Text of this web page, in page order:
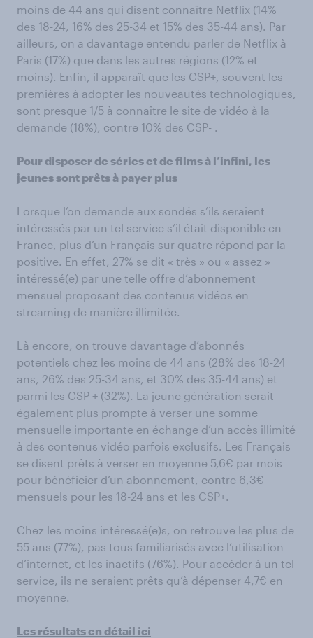
moins de 44 ans qui disent connaître Netflix (14%
des 18-24, 16% des 25-34 et 15% des 35-44 ans). Par
ailleurs, on a davantage entendu parler de Netflix à
Paris (17%) que dans les autres régions (12% et
moins). Enfin, il apparaît que les CSP+, souvent les
premières à adopter les nouveautés technologiques,
sont presque 1/5 à connaître le site de vidéo à la
demande (18%), contre 10% des CSP- .
Pour disposer de séries et de films à l’infini, les
jeunes sont prêts à payer plus
Lorsque l’on demande aux sondés s’ils seraient
intéressés par un tel service s’il était disponible en
France, plus d’un Français sur quatre répond par la
positive. En effet, 27% se dit « très » ou « assez »
intéressé(e) par une telle offre d’abonnement
mensuel proposant des contenus vidéos en
streaming de manière illimitée.
Là encore, on trouve davantage d’abonnés
potentiels chez les moins de 44 ans (28% des 18-24
ans, 26% des 25-34 ans, et 30% des 35-44 ans) et
parmi les CSP + (32%). La jeune génération serait
également plus prompte à verser une somme
mensuelle importante en échange d’un accès illimité
à des contenus vidéo parfois exclusifs. Les Français
se disent prêts à verser en moyenne 5,6€ par mois
pour bénéficier d’un abonnement, contre 6,3€
mensuels pour les 18-24 ans et les CSP+.
Chez les moins intéressé(e)s, on retrouve les plus de
55 ans (77%), pas tous familiarisés avec l’utilisation
d’internet, et les inactifs (76%). Pour accéder à un tel
service, ils ne seraient prêts qu’à dépenser 4,7€ en
moyenne.
Les résultats en détail ici